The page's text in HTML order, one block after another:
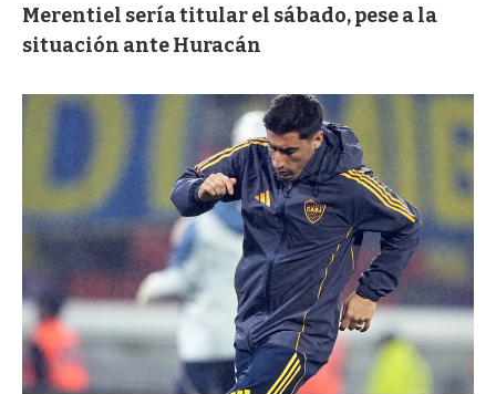
Merentiel sería titular el sábado, pese a la
situación ante Huracán